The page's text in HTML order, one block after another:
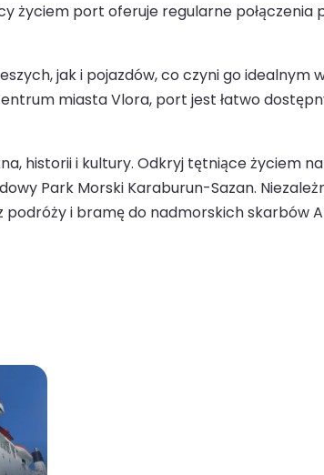
port oferuje regularne połączenia
jak i pojazdów, co czyni go
miasta Vlora, port jest łatwo
historii i kultury. Odkryj tętniące życiem
Park Morski Karaburun-Sazan.
i bramę do nadmorskich skarbów